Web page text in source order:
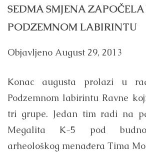
SEDMA SMJENA
PODZEMNOM LABIRINTU
Objavljeno August 29, 2013
Konac augusta prolazi u
Podzemnom labirintu Ravne
tri grupe. Jedan tim radi na
Megalita K-5 pod
arheološkog menađera Tima